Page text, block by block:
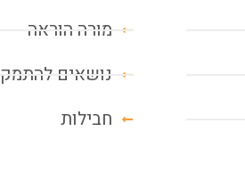
מורה הוראה
נושאים
חבילות